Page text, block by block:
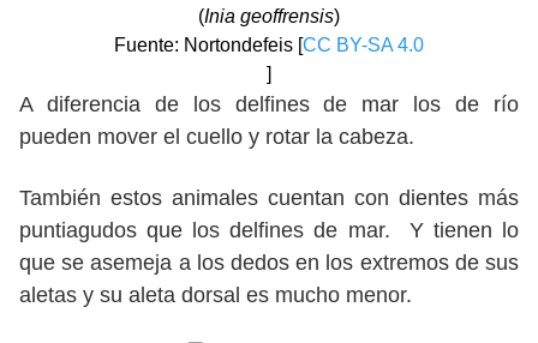
(Inia geoffrensis)
Fuente: Nortondefeis [CC BY-SA 4.0
]
A diferencia de los delfines de mar los de río
pueden mover el cuello y rotar la cabeza.
También estos animales cuentan con dientes más
puntiagudos que los delfines de mar. Y tienen lo
que se asemeja a los dedos en los extremos de sus
aletas y su aleta dorsal es mucho menor.